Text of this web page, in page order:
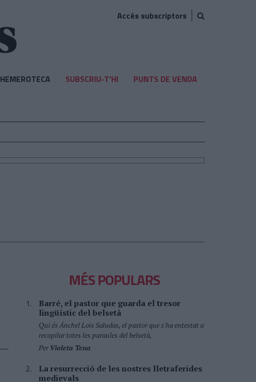
Accés subscriptors
HEMEROTECA SUBSCRIU-T'HI PUNTS DE VENDA
MÉS POPULARS
Barré, el pastor que guarda el tresor
lingüístic del belsetà
Qui és Ánchel Lois Saludas, el pastor que s'ha entestat a
recopilar totes les paraules del belsetà,
PerVioleta Tena
La resurrecció de les nostres lletraferides
medievals